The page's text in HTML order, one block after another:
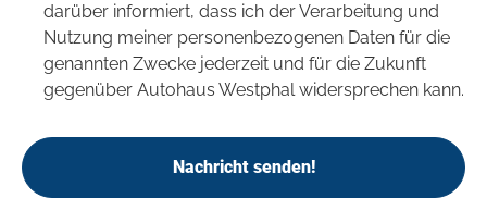
darüber informiert, dass ich der Verarbeitung und
Nutzung meiner personenbezogenen Daten für die
genannten Zwecke jederzeit und für die Zukunft
gegenüber Autohaus Westphal widersprechen kann.
Nachricht senden!